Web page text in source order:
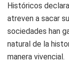
Históricos
atreven a sacar
sociedades han
natural de la
manera vivencial.